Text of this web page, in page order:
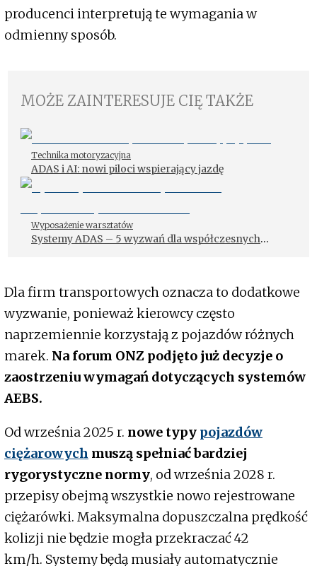
producenci interpretują te wymagania w
odmienny sposób.
MOŻE ZAINTERESUJE CIĘ TAKŻE
Technika motoryzacyjna
ADAS i AI: nowi piloci wspierający jazdę
Wyposażenie warsztatów
Systemy ADAS – 5 wyzwań dla współczesnych
Dla firm transportowych oznacza to dodatkowe
wyzwanie, ponieważ kierowcy często
naprzemiennie korzystają z pojazdów różnych
marek. Na forum ONZ podjęto już decyzje o
zaostrzeniu wymagań dotyczących systemów
AEBS.
Od września 2025 r. nowe typy pojazdów
ciężarowych muszą spełniać bardziej
rygorystyczne normy, od września 2028 r.
przepisy obejmą wszystkie nowo rejestrowane
ciężarówki. Maksymalna dopuszczalna prędkość
kolizji nie będzie mogła przekraczać 42
km/h. Systemy będą musiały automatycznie